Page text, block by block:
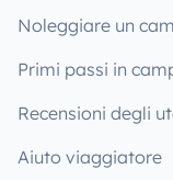
Noleggiare un
Primi passi in
Recensioni degli
Aiuto viaggiatore